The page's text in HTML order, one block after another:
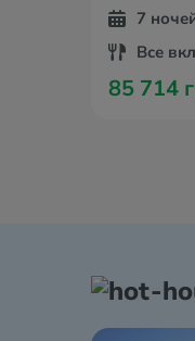
7
Все
85 714